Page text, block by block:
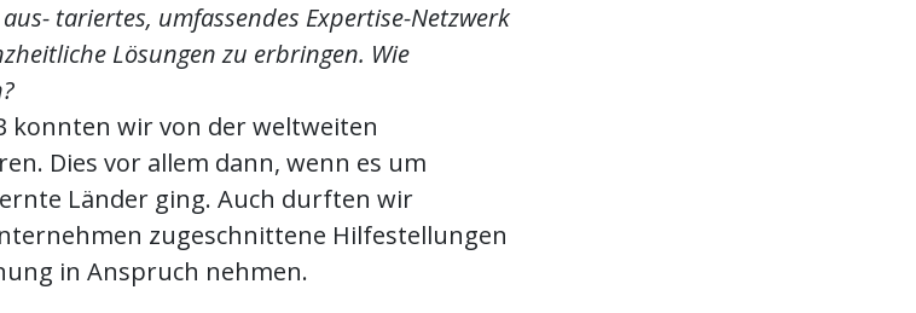
tariertes, umfassendes Expertise-Netzwerk
Lösungen zu erbringen. Wie
konnten wir von der weltweiten
Dies vor allem dann, wenn es um
Länder ging. Auch durften wir
zugeschnittene Hilfestellungen
in Anspruch nehmen.